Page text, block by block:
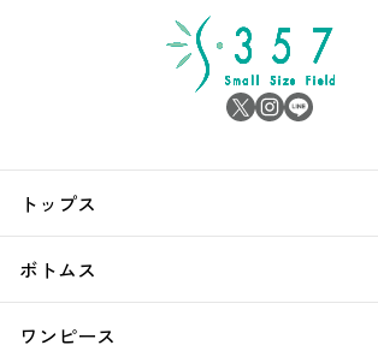
トップス
ボトムス
ワンピース